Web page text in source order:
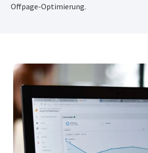
Offpage-Optimierung.